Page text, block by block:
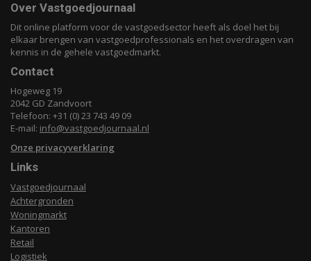
Over Vastgoedjournaal
Dit online platform voor de vastgoedsector heeft als doel het bij
elkaar brengen van vastgoedprofessionals en het overdragen van
kennis in de gehele vastgoedmarkt.
Contact
Hogeweg 19
2042 GD Zandvoort
Telefoon: +31 (0) 23 743 49 09
E-mail: info@vastgoedjournaal.nl
Onze privacyverklaring
Links
Vastgoedjournaal
Achtergronden
Woningmarkt
Kantoren
Retail
Logistiek